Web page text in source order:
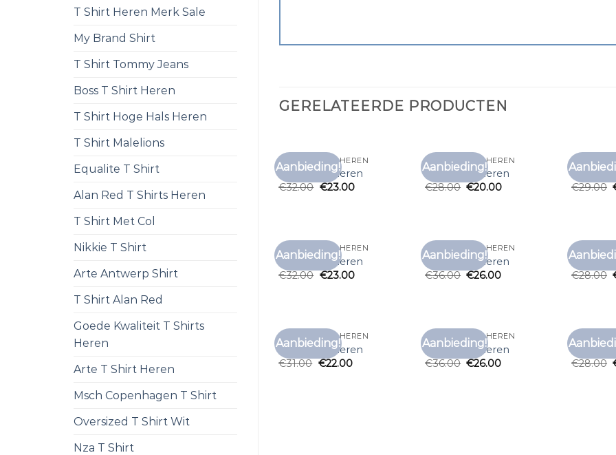
T Shirt Heren Merk Sale
My Brand Shirt
T Shirt Tommy Jeans
Boss T Shirt Heren
T Shirt Hoge Hals Heren
T Shirt Malelions
Equalite T Shirt
Alan Red T Shirts Heren
T Shirt Met Col
Nikkie T Shirt
Arte Antwerp Shirt
T Shirt Alan Red
Goede Kwaliteit T Shirts
Heren
Arte T Shirt Heren
Msch Copenhagen T Shirt
Oversized T Shirt Wit
Nza T Shirt
GERELATEERDE PRODUCTEN
Aanbieding!
Toevoegen
GRIJS T SHIRT HEREN
grijs t shirt heren
€32.00 €23.00
Aanbieding!
Toevoegen
GRIJS T SHIRT HEREN
grijs t shirt heren
€28.00 €20.00
GRIJS T
grijs t
€29.00
Aanbieding!
Toevoegen
GRIJS T SHIRT HEREN
grijs t shirt heren
€32.00 €23.00
Aanbieding!
Toevoegen
GRIJS T SHIRT HEREN
grijs t shirt heren
€36.00 €26.00
GRIJS T
grijs t
€28.00
Aanbieding!
Toevoegen
GRIJS T SHIRT HEREN
grijs t shirt heren
€31.00 €22.00
Aanbieding!
Toevoegen
GRIJS T SHIRT HEREN
grijs t shirt heren
€36.00 €26.00
GRIJS T
grijs t
€28.00